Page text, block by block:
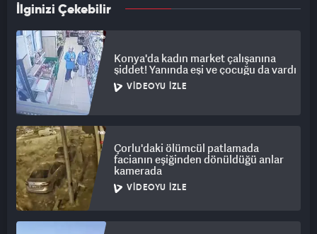
İlginizi Çekebilir
Konya'da kadın market çalışanına
şiddet! Yanında eşi ve çocuğu da vardı
VIDEOYU İZLE
Çorlu'daki ölümcül patlamada
facianın eşiğinden dönüldüğü anlar
kamerada
VIDEOYU İZLE